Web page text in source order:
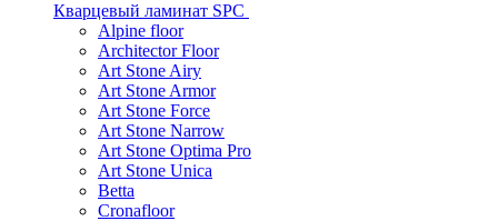
Кварцевый ламинат SPC
Alpine floor
Architector Floor
Art Stone Airy
Art Stone Armor
Art Stone Force
Art Stone Narrow
Art Stone Optima Pro
Art Stone Unica
Betta
Cronafloor